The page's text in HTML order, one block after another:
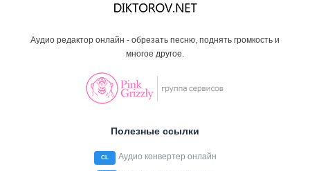
Аудио редактор онлайн - обрезать песню, поднять громкость и
многое другое.
Полезные ссылки
CL Аудио конвертер онлайн